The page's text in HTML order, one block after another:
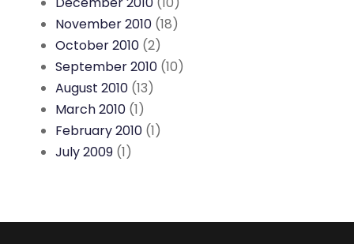
November 2010 (18)
October 2010 (2)
September 2010 (10)
August 2010 (13)
March 2010 (1)
February 2010 (1)
July 2009 (1)